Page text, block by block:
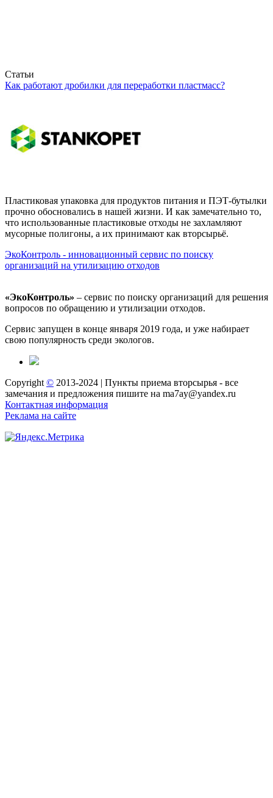
Статьи
Как работают дробилки для переработки пластмасс?
Пластиковая упаковка для продуктов питания и ПЭТ-бутылки
прочно обосновались в нашей жизни. И как замечательно то,
что использованные пластиковые отходы не захламляют
мусорные полигоны, а их принимают как вторсырьё.
ЭкоКонтроль - инновационный сервис по поиску
организаций на утилизацию отходов
«ЭкоКонтроль» – сервис по поиску организаций для решения
вопросов по обращению и утилизации отходов.
Сервис запущен в конце января 2019 года, и уже набирает
свою популярность среди экологов.
Copyright © 2013-2024 | Пункты приема вторсырья - все
замечания и предложения пишите на ma7ay@yandex.ru
Контактная информация
Реклама на сайте